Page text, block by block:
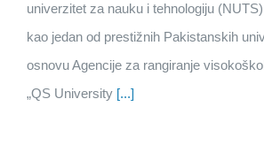
univerzitet za nauku i tehnologiju
kao jedan od prestižnih Pakistanskih
osnovu Agencije za rangiranje
„QS University [...]